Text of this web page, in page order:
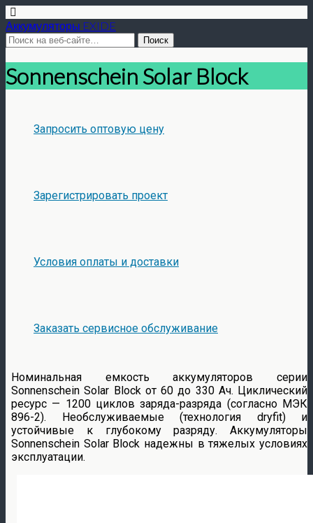
Аккумуляторы EXIDE
Sonnenschein Solar Block
Запросить оптовую цену
Зарегистрировать проект
Условия оплаты и доставки
Заказать сервисное обслуживание
Номинальная емкость аккумуляторов серии
Sonnenschein Solar Block от 60 до 330 Aч. Циклический
ресурс — 1200 циклов заряда-разряда (согласно МЭК
896-2). Необслуживаемые (технология dryfit) и
устойчивые к глубокому разряду. Аккумуляторы
Sonnenschein Solar Block надежны в тяжелых условиях
эксплуатации.